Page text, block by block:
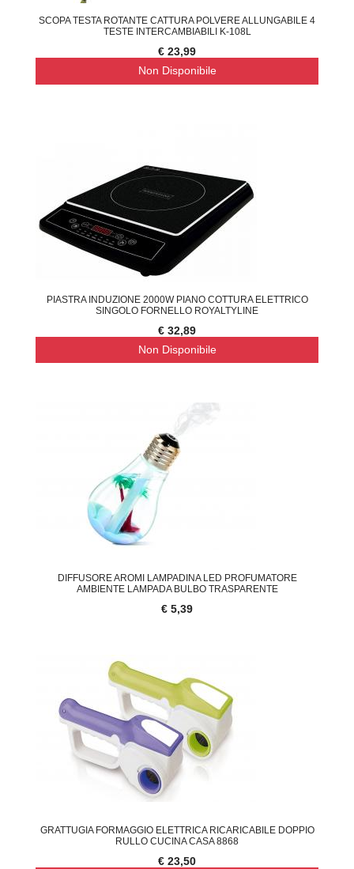
SCOPA TESTA ROTANTE CATTURA POLVERE ALLUNGABILE 4
TESTE INTERCAMBIABILI K-108L
€ 23,99
Non Disponibile
PIASTRA INDUZIONE 2000W PIANO COTTURA ELETTRICO
SINGOLO FORNELLO ROYALTYLINE
€ 32,89
Non Disponibile
DIFFUSORE AROMI LAMPADINA LED PROFUMATORE
AMBIENTE LAMPADA BULBO TRASPARENTE
€ 5,39
GRATTUGIA FORMAGGIO ELETTRICA RICARICABILE DOPPIO
RULLO CUCINA CASA 8868
€ 23,50